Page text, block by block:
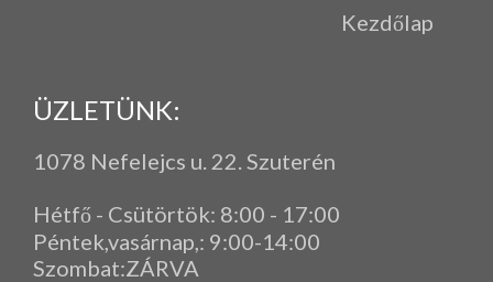
Kezdőlap
ÜZLETÜNK:
1078 Nefelejcs u. 22. Szuterén
Hétfő - Csütörtök: 8:00 - 17:00
Péntek,vasárnap, : 9:00-14:00
Szombat:ZÁRVA